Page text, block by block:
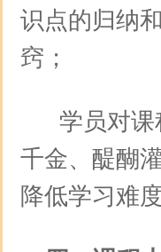
识点的归纳
窍；
学员对课
千金、醍醐
降低学习难度